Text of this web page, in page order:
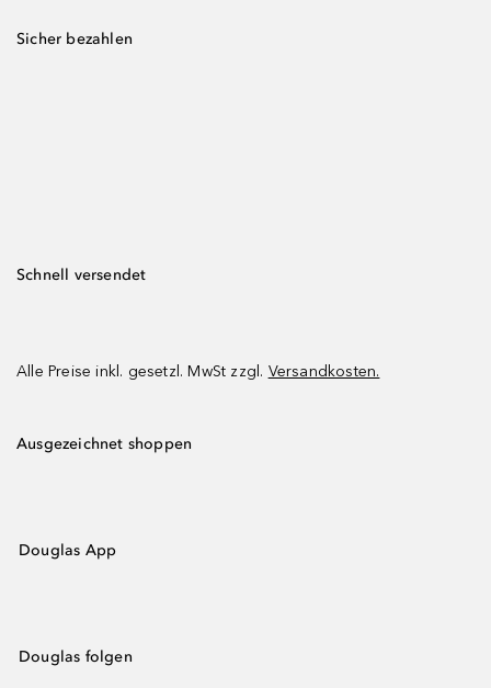
Sicher bezahlen
Schnell versendet
Alle Preise inkl. gesetzl. MwSt zzgl. Versandkosten.
Ausgezeichnet shoppen
Douglas App
Douglas folgen